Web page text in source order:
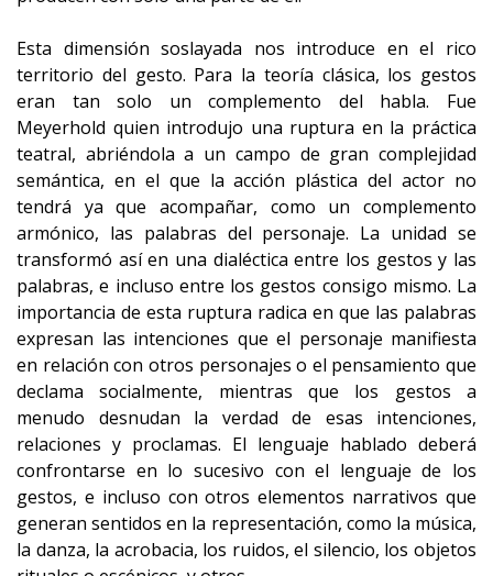
Esta dimensión soslayada nos introduce en el rico
territorio del gesto. Para la teoría clásica, los gestos
eran tan solo un complemento del habla. Fue
Meyerhold quien introdujo una ruptura en la práctica
teatral, abriéndola a un campo de gran complejidad
semántica, en el que la acción plástica del actor no
tendrá ya que acompañar, como un complemento
armónico, las palabras del personaje. La unidad se
transformó así en una dialéctica entre los gestos y las
palabras, e incluso entre los gestos consigo mismo. La
importancia de esta ruptura radica en que las palabras
expresan las intenciones que el personaje manifiesta
en relación con otros personajes o el pensamiento que
declama socialmente, mientras que los gestos a
menudo desnudan la verdad de esas intenciones,
relaciones y proclamas. El lenguaje hablado deberá
confrontarse en lo sucesivo con el lenguaje de los
gestos, e incluso con otros elementos narrativos que
generan sentidos en la representación, como la música,
la danza, la acrobacia, los ruidos, el silencio, los objetos